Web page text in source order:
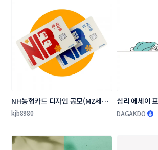
NH농협카드 디자인 공모(MZ세대
타겟 상품 카드 플레이트 디자인)
kjb8980
심리 에세이
DAGAKDO